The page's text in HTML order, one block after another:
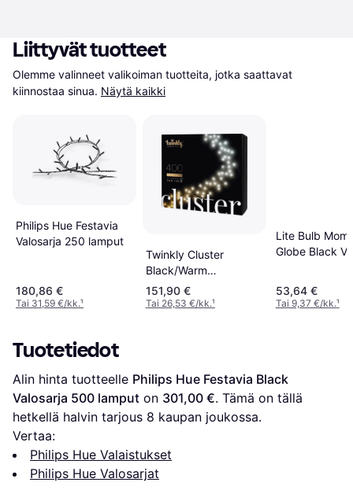
Liittyvät tuotteet
Olemme valinneet valikoiman tuotteita, jotka saattavat
kiinnostaa sinua. Näytä kaikki
Philips Hue Festavia
Valosarja 250 lamput
180,86 €
Tai 31,59 €/kk.¹
Twinkly Cluster
Black/Warm
White/Cool White
Valosarja 400 lamput
151,90 €
Tai 26,53 €/kk.¹
Lite Bulb
Globe Black
53,64 €
Tai 9,37 €/kk.¹
Tuotetiedot
Alin hinta tuotteelle Philips Hue Festavia Black
Valosarja 500 lamput on 301,00 €. Tämä on tällä
hetkellä halvin tarjous 8 kaupan joukossa.
Vertaa:
Philips Hue Valaistukset
Philips Hue Valosarjat